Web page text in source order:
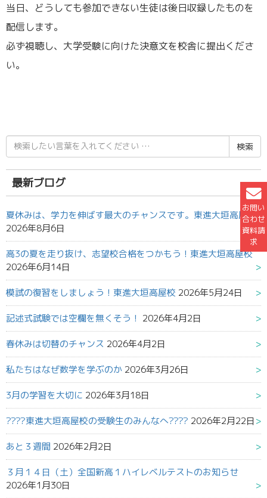
お問い
合わせ
資料請
求
当日、どうしても参加できない生徒は後日収録したものを
配信します。
必ず視聴し、大学受験に向けた決意文を校舎に提出くださ
い。
検
索
結
果:
最新ブログ
夏休みは、学力を伸ばす最大のチャンスです。東進大垣高屋校
2026年8月6日
高3の夏を走り抜け、志望校合格をつかもう！東進大垣高屋校
2026年6月14日
模試の復習をしましょう！東進大垣高屋校 2026年5月24日
記述式試験では空欄を無くそう！ 2026年4月2日
春休みは切替のチャンス 2026年4月2日
私たちはなぜ数学を学ぶのか 2026年3月26日
3月の学習を大切に 2026年3月18日
????東進大垣高屋校の受験生のみんなへ???? 2026年2月22日
あと３週間 2026年2月2日
３月１４日（土）全国新高１ハイレベルテストのお知らせ
2026年1月30日